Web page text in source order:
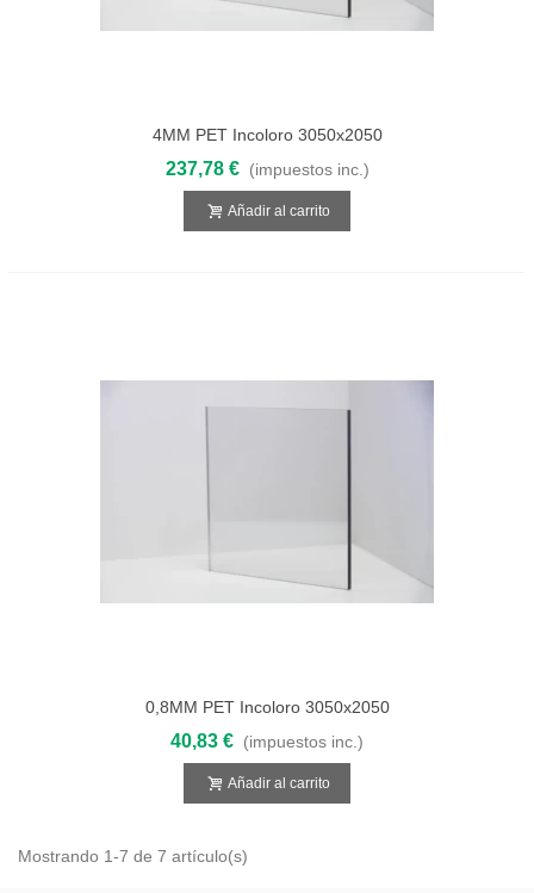
4MM PET Incoloro 3050x2050
237,78 € (impuestos inc.)
Añadir al carrito
0,8MM PET Incoloro 3050x2050
40,83 € (impuestos inc.)
Añadir al carrito
Mostrando 1-7 de 7 artículo(s)